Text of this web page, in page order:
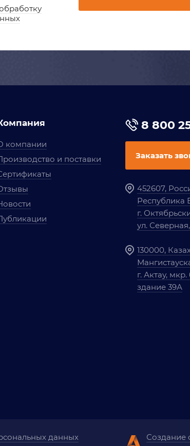
компании
и поставки
8 800
Заказать
452607,
Республика
г.
ул.
130000,
г. Актау, мкр.
здание 39А
данных
Создание